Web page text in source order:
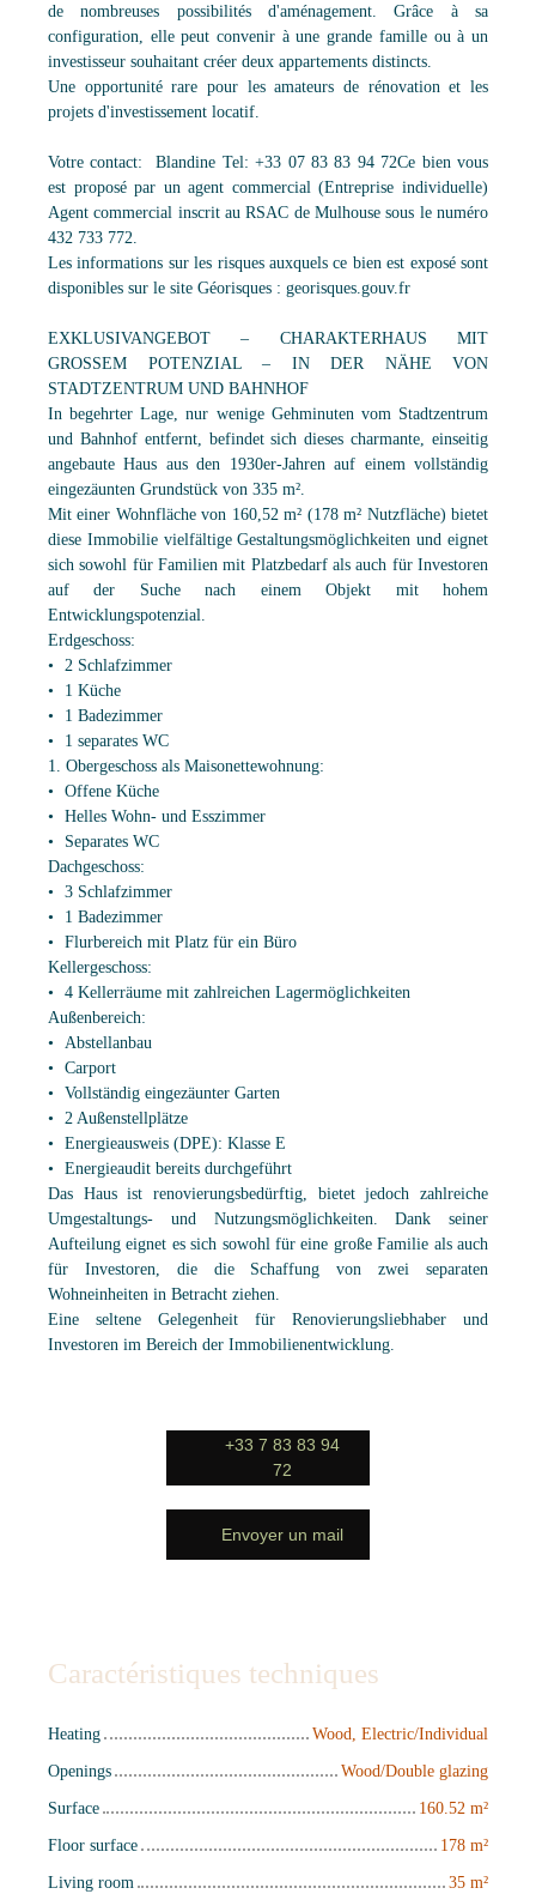
de nombreuses possibilités d'aménagement. Grâce à sa
configuration, elle peut convenir à une grande famille ou à un
investisseur souhaitant créer deux appartements distincts.
Une opportunité rare pour les amateurs de rénovation et les
projets d'investissement locatif.
Votre contact: Blandine Tel: +33 07 83 83 94 72Ce bien vous
est proposé par un agent commercial (Entreprise individuelle)
Agent commercial inscrit au RSAC de Mulhouse sous le numéro
432 733 772.
Les informations sur les risques auxquels ce bien est exposé sont
disponibles sur le site Géorisques : georisques.gouv.fr
EXKLUSIVANGEBOT – CHARAKTERHAUS MIT
GROSSEM POTENZIAL – IN DER NÄHE VON
STADTZENTRUM UND BAHNHOF
In begehrter Lage, nur wenige Gehminuten vom Stadtzentrum
und Bahnhof entfernt, befindet sich dieses charmante, einseitig
angebaute Haus aus den 1930er-Jahren auf einem vollständig
eingezäunten Grundstück von 335 m².
Mit einer Wohnfläche von 160,52 m² (178 m² Nutzfläche) bietet
diese Immobilie vielfältige Gestaltungsmöglichkeiten und eignet
sich sowohl für Familien mit Platzbedarf als auch für Investoren
auf der Suche nach einem Objekt mit hohem
Entwicklungspotenzial.
Erdgeschoss:
2 Schlafzimmer
1 Küche
1 Badezimmer
1 separates WC
1. Obergeschoss als Maisonettewohnung:
Offene Küche
Helles Wohn- und Esszimmer
Separates WC
Dachgeschoss:
3 Schlafzimmer
1 Badezimmer
Flurbereich mit Platz für ein Büro
Kellergeschoss:
4 Kellerräume mit zahlreichen Lagermöglichkeiten
Außenbereich:
Abstellanbau
Carport
Vollständig eingezäunter Garten
2 Außenstellplätze
Energieausweis (DPE): Klasse E
Energieaudit bereits durchgeführt
Das Haus ist renovierungsbedürftig, bietet jedoch zahlreiche
Umgestaltungs- und Nutzungsmöglichkeiten. Dank seiner
Aufteilung eignet es sich sowohl für eine große Familie als auch
für Investoren, die die Schaffung von zwei separaten
Wohneinheiten in Betracht ziehen.
Eine seltene Gelegenheit für Renovierungsliebhaber und
Investoren im Bereich der Immobilienentwicklung.
+33 7 83 83 94
72
Envoyer un mail
Caractéristiques techniques
Heating
Wood, Electric/Individual
Openings
Wood/Double glazing
Surface
160.52 m²
Floor surface
178 m²
Living room
35 m²